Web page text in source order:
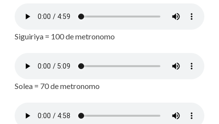
Siguiriya = 100 de metronomo
Solea = 70 de metronomo